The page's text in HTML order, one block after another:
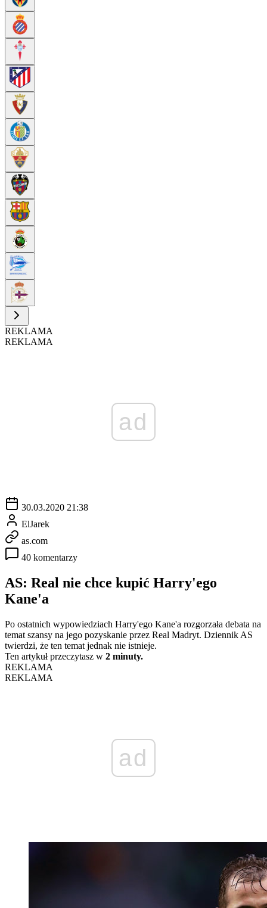
REKLAMA
REKLAMA
ad
30.03.2020 21:38
ElJarek
as.com
40 komentarzy
AS: Real nie chce kupić Harry'ego
Kane'a
Po ostatnich wypowiedziach Harry'ego Kane'a rozgorzała debata na
temat szansy na jego pozyskanie przez Real Madryt. Dziennik AS
twierdzi, że ten temat jednak nie istnieje.
Ten artykuł przeczytasz w 2 minuty.
REKLAMA
REKLAMA
ad